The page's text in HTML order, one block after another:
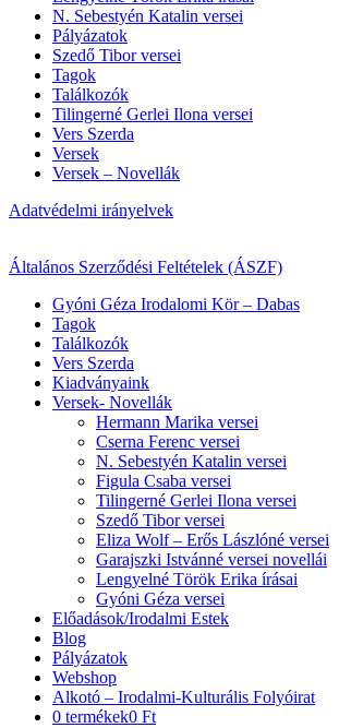
N. Sebestyén Katalin versei
Pályázatok
Szedő Tibor versei
Tagok
Találkozók
Tilingerné Gerlei Ilona versei
Vers Szerda
Versek
Versek – Novellák
Adatvédelmi irányelvek
Általános Szerződési Feltételek (ÁSZF)
Gyóni Géza Irodalomi Kör – Dabas
Tagok
Találkozók
Vers Szerda
Kiadványaink
Versek- Novellák
Hermann Marika versei
Cserna Ferenc versei
N. Sebestyén Katalin versei
Figula Csaba versei
Tilingerné Gerlei Ilona versei
Szedő Tibor versei
Eliza Wolf – Erős Lászlóné versei
Garajszki Istvánné versei novellái
Lengyelné Török Erika írásai
Gyóni Géza versei
Előadások/Irodalmi Estek
Blog
Pályázatok
Webshop
Alkotó – Irodalmi-Kulturális Folyóirat
0 termékek0 Ft